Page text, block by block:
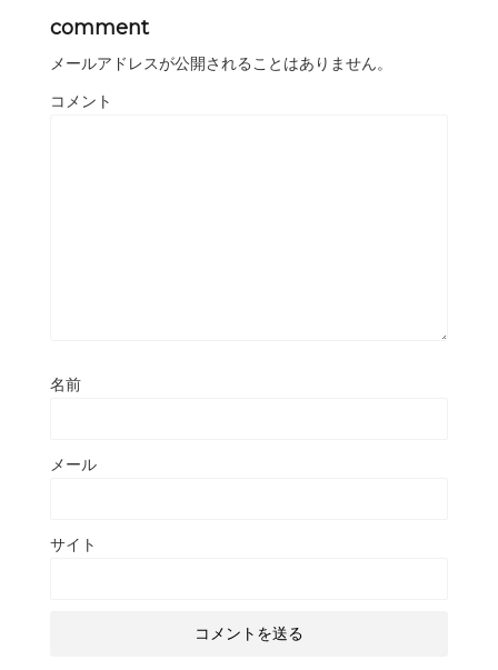
comment
メールアドレスが公開されることはありません。
コメント
名前
メール
サイト